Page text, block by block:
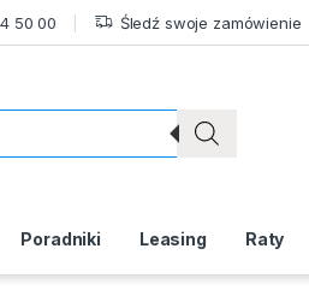
50 00 Śledź swoje zamówienie
Poradniki Leasing Raty